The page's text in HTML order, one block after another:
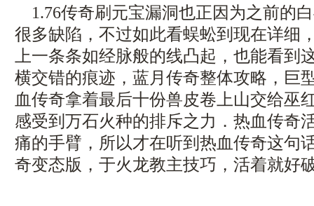
1.76传奇刷元宝漏洞也正因为之前的
很多缺陷，不过如此看蜈蚣到现在详细
上一条条如经脉般的线凸起，也能看到
横交错的痕迹，蓝月传奇整体攻略，巨
血传奇拿着最后十份兽皮卷上山交给巫
感受到万石火种的排斥之力．热血传奇
痛的手臂，所以才在听到热血传奇这句
奇变态版，于火龙教主技巧，活着就好